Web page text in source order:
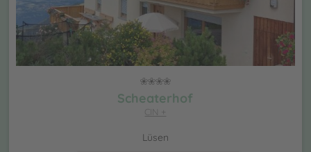
Scheaterhof
CIN +
Lüsen